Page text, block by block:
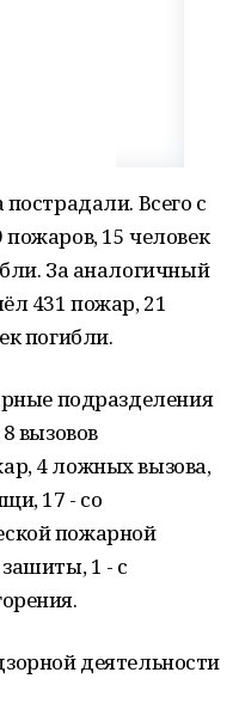
Всего с
15 человек
За аналогичный
431 пожар, 21
погибли.
подразделения
вызовов
4 ложных вызова,
17 - со
пожарной
1 - с
деятельности